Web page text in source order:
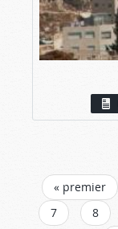
PAGES
« premier
7
8